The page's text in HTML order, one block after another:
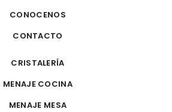
CONOCENOS
CONTACTO
CRISTALERÍA
MENAJE COCINA
MENAJE MESA